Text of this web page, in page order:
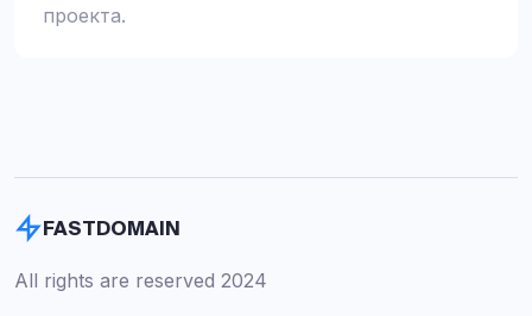
проекта.
FASTDOMAIN
All rights are reserved 2024